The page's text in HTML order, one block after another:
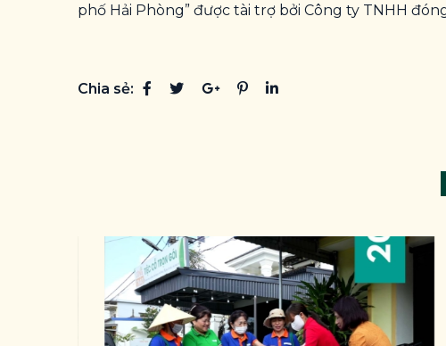
phố Hải Phòng” được tài trợ bởi Công ty TNHH
Chia sẻ: